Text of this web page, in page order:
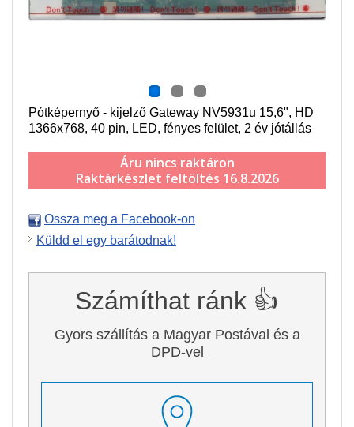
Pótképernyő - kijelző Gateway NV5931u 15,6", HD
1366x768, 40 pin, LED, fényes felület, 2 év jótállás
Áru nincs raktáron
Raktárkészlet feltöltés 16.8.2026
Ossza meg a Facebook-on
Küldd el egy barátodnak!
Számíthat ránk 👍
Gyors szállítás a Magyar Postával és a
DPD-vel